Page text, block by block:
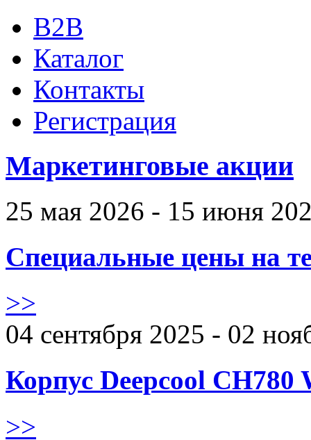
B2B
Каталог
Контакты
Регистрация
Маркетинговые акции
25 мая 2026 - 15 июня
Специальные цены на
>>
04 сентября 2025 - 02
Корпус Deepcool CH780
>>